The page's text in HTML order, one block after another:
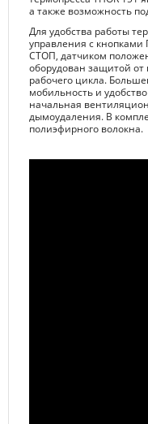
а также возможность
Для удобства работы
управления с
СТОП, датчиком
оборудован защитой
рабочего цикла.
мобильность и
начальная
дымоудаления. В
полиэфирного волокна.